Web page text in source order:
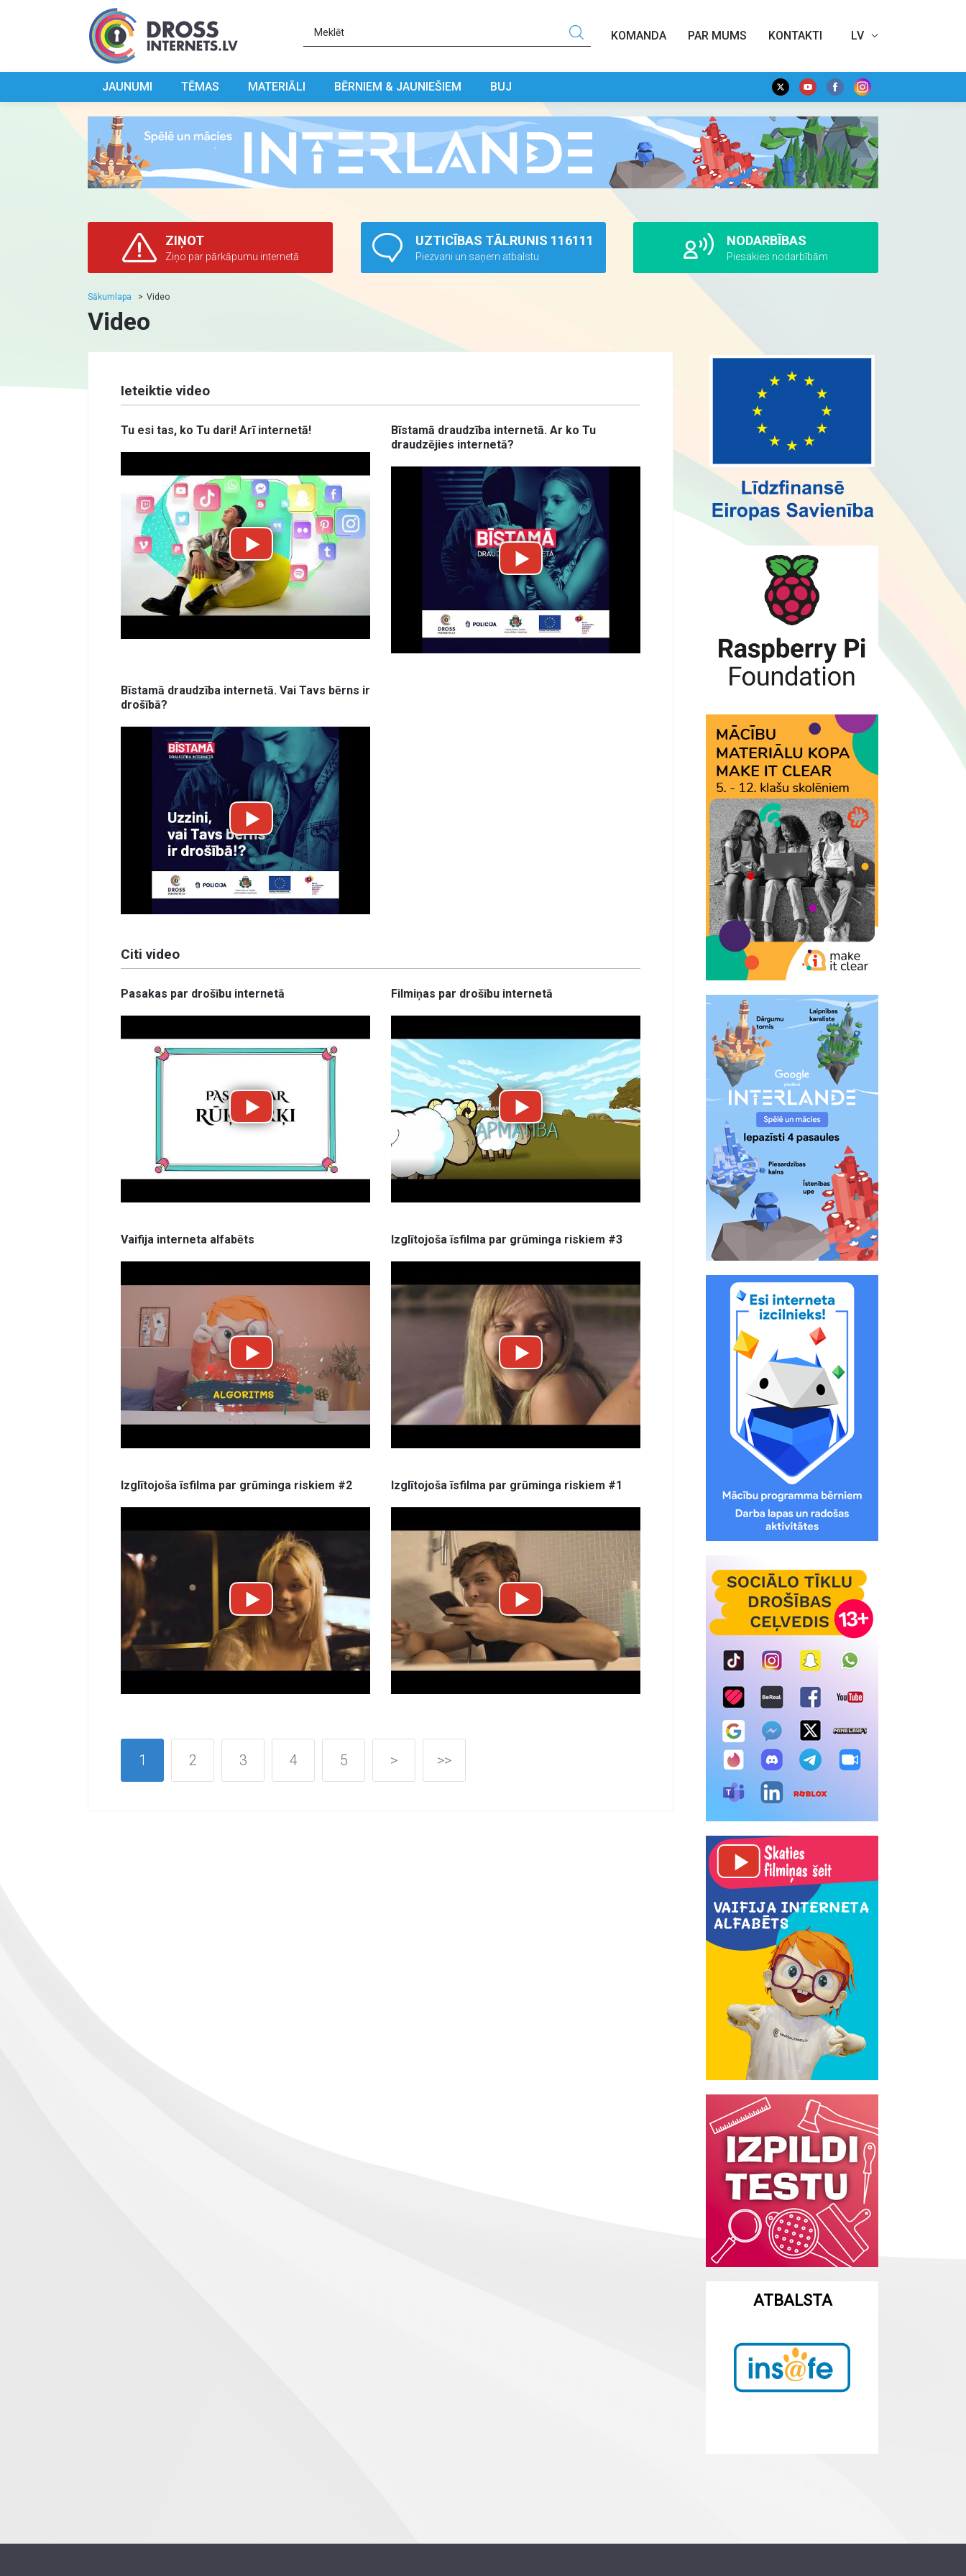
LV
KOMANDA PAR MUMS KONTAKTI
JAUNUMI TĒMAS MATERIĀLI BĒRNIEM & JAUNIEŠIEM BUJ
ZIŅOT
Ziņo par pārkāpumu internetā
UZTICĪBAS TĀLRUNIS 116111
Piezvani un saņem atbalstu
NODARBĪBAS
Piesakies nodarbībām
Sākumlapa Video
Video
Ieteiktie video
Tu esi tas, ko Tu dari! Arī internetā!
Bīstamā draudzība internetā. Ar ko Tu
draudzējies internetā?
Bīstamā draudzība internetā. Vai Tavs bērns ir
drošībā?
Citi video
Pasakas par drošību internetā Filmiņas par drošību internetā
Vaifija interneta alfabēts Izglītojoša īsfilma par grūminga riskiem #3
Izglītojoša īsfilma par grūminga riskiem #2 Izglītojoša īsfilma par grūminga riskiem #1
1 2 3 4 5 > >>